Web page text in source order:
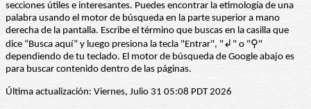
secciones útiles e interesantes. Puedes encontrar la etimología de una
palabra usando el motor de búsqueda en la parte superior a mano
derecha de la pantalla. Escribe el término que buscas en la casilla que
dice “Busca aquí” y luego presiona la tecla "Entrar", "↲" o "⚲"
dependiendo de tu teclado. El motor de búsqueda de Google abajo es
para buscar contenido dentro de las páginas.
Última actualización: Viernes, Julio 31 05:08 PDT 2026